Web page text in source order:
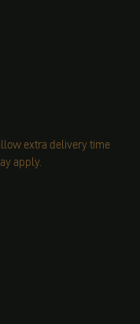
extra delivery time
apply.